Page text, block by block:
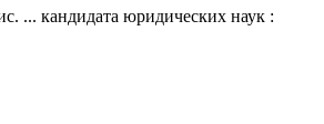
... кандидата юридических наук :